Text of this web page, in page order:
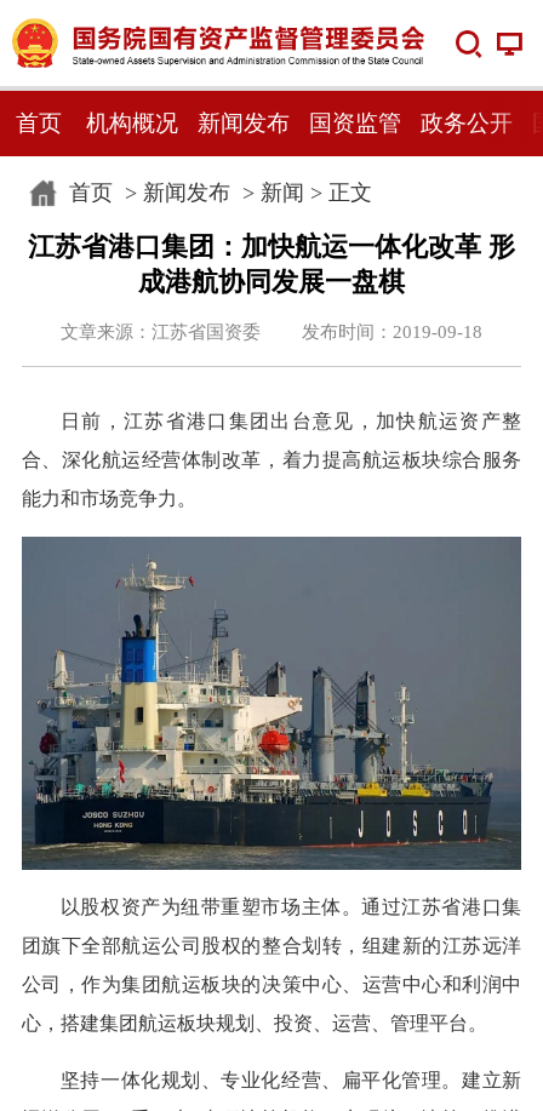
首页 机构概况 新闻发布 国资监管 政务公开
首页> 新闻发布> 新闻 > 正文
江苏省港口集团：加快航运一体化改革 形
成港航协同发展一盘棋
文章来源：江苏省国资委 发布时间：2019-09-18
日前，江苏省港口集团出台意见，加快航运资产整
合、深化航运经营体制改革，着力提高航运板块综合服务
能力和市场竞争力。
以股权资产为纽带重塑市场主体。通过江苏省港口集
团旗下全部航运公司股权的整合划转，组建新的江苏远洋
公司，作为集团航运板块的决策中心、运营中心和利润中
心，搭建集团航运板块规划、投资、运营、管理平台。
坚持一体化规划、专业化经营、扁平化管理。建立新